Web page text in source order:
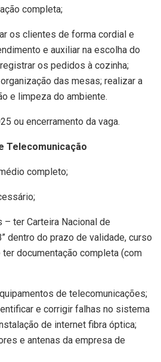
completa;
os clientes de forma cordial e
e auxiliar na escolha do
os pedidos à cozinha;
das mesas; realizar a
e limpeza do ambiente.
ou encerramento da vaga.
Telecomunicação
completo;
ter Carteira Nacional de
dentro do prazo de validade, curso
documentação completa (com
de telecomunicações;
e corrigir falhas no sistema
de internet fibra óptica;
e antenas da empresa de